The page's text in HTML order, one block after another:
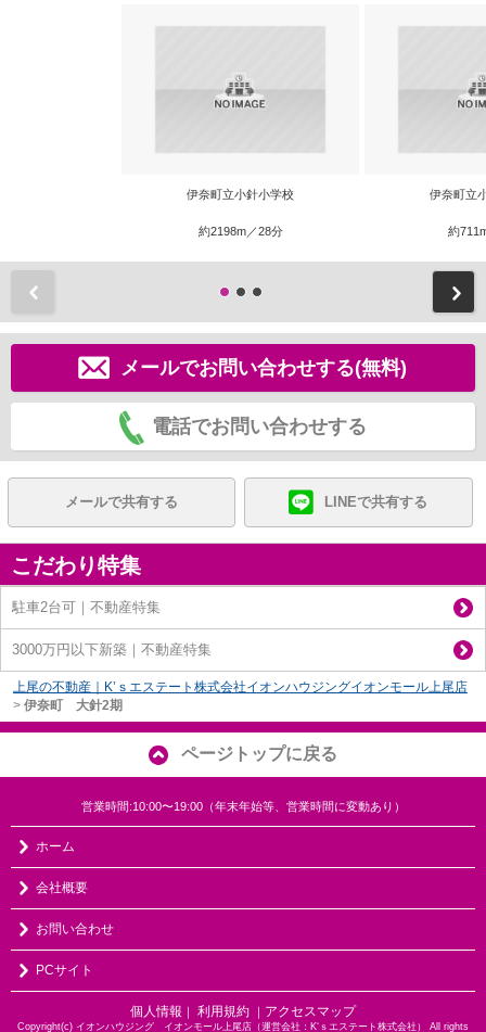
伊奈町立小針小学校
約2198m／28分
伊奈町立
約
メールでお問い合わせする(無料)
電話でお問い合わせする
メールで共有する LINEで共有する
こだわり特集
駐車2台可｜不動産特集
3000万円以下新築｜不動産特集
上尾の不動産｜K’ｓエステート株式会社イオンハウジングイオンモール上尾店
> 伊奈町 大針2期
ページトップに戻る
営業時間:10:00〜19:00（年末年始等、営業時間に変動あり）
ホーム
会社概要
お問い合わせ
PCサイト
個人情報 ｜ 利用規約 ｜ アクセスマップ
Copyright(c) イオンハウジング イオンモール上尾店（運営会社：K‘ｓエステート株式会社） All rights